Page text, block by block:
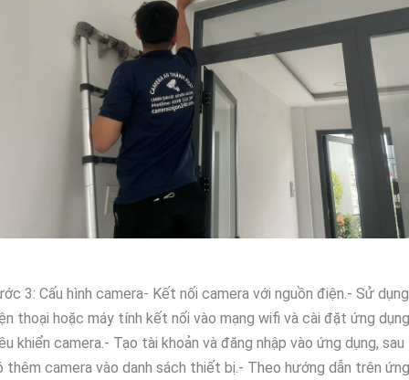
3: Cấu hình camera- Kết nối camera với nguồn điện.- Sử dụng
thoại hoặc máy tính kết nối vào mạng wifi và cài đặt ứng dụng
khiển camera.- Tạo tài khoản và đăng nhập vào ứng dụng, sau
thêm camera vào danh sách thiết bị.- Theo hướng dẫn trên ứng